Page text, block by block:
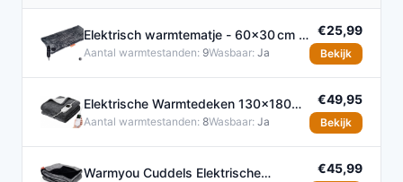
Elektrisch warmtematje - 60×30 cm -
9 warmtestanden
Aantal warmtestanden: 9Wasbaar: Ja
€25,99
Bekijk
Elektrische Warmtedeken 130x180
cm met 8 Warmtestanden
Aantal warmtestanden: 8Wasbaar: Ja
€49,95
Bekijk
Warmyou Cuddels Elektrische
€45,99